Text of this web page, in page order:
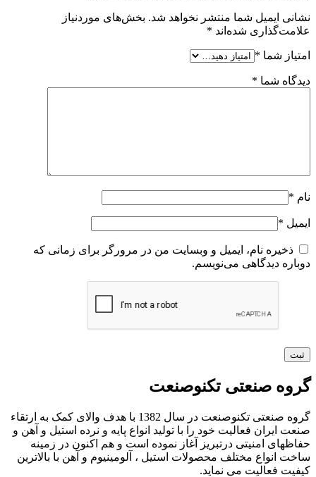
نشانی ایمیل شما منتشر نخواهد شد. بخش‌های موردنیاز
علامت‌گذاری شده‌اند *
امتیاز شما *
دیدگاه شما *
نام *
ایمیل *
ذخیره نام، ایمیل و وبسایت من در مرورگر برای زمانی که
دوباره دیدگاهی می‌نویسم.
گروه صنعتی تکنوصنعت
گروه صنعتی تکنوصنعت در سال 1382 با هدف والای کمک به ارتقاء
صنعت ایران فعالیت خود را با تولید انواع پایه و نرده استیل و آهن و
حفاظهای امنیتی درتبریز آغاز نموده است و هم اکنون در زمینه
ساخت انواع مختلف محصولات استیل ، آلومینیوم و آهن با بالاترین
کیفیت فعالیت می نماید.